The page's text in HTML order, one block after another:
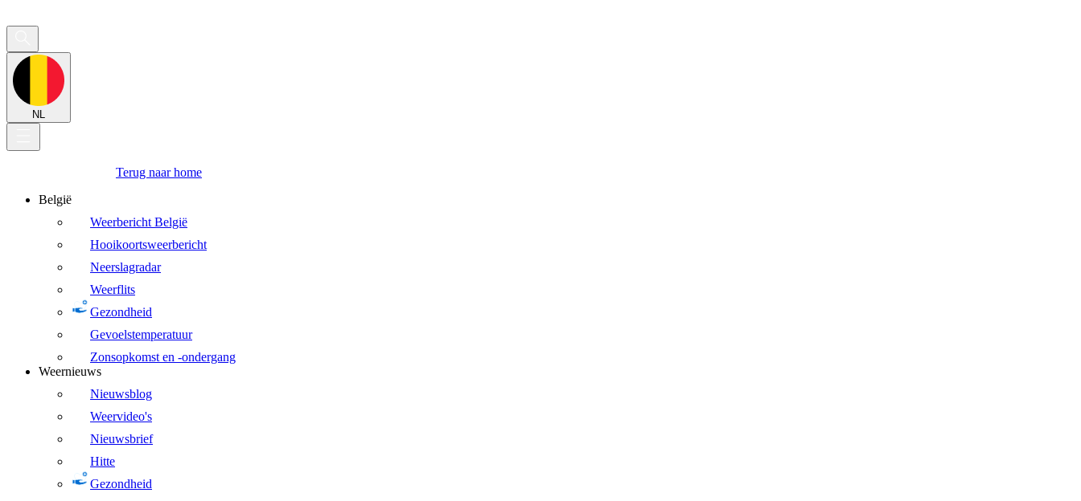
NL
Terug naar home
België
Weerbericht België
Hooikoortsweerbericht
Neerslagradar
Weerflits
Gezondheid
Gevoelstemperatuur
Zonsopkomst en -ondergang
Weernieuws
Nieuwsblog
Weervideo's
Nieuwsbrief
Hitte
Gezondheid